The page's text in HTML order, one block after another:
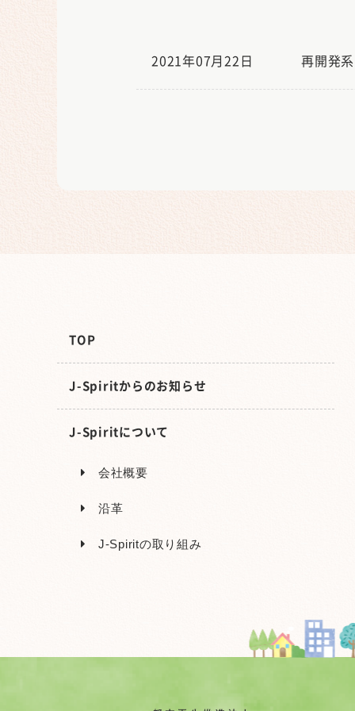
2021年07月22日 再開発
TOP
J-Spiritからのお知らせ
J-Spiritについて
会社概要
沿革
J-Spiritの取り組み